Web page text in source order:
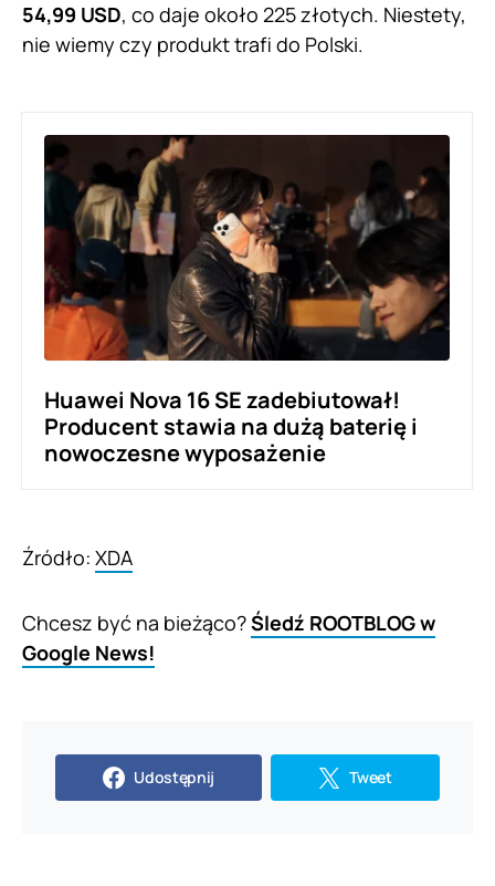
54,99 USD, co daje około 225 złotych. Niestety,
nie wiemy czy produkt trafi do Polski.
Huawei Nova 16 SE zadebiutował!
Producent stawia na dużą baterię i
nowoczesne wyposażenie
Źródło: XDA
Chcesz być na bieżąco?Śledź ROOTBLOG w
Google News!
Udostępnij Tweet